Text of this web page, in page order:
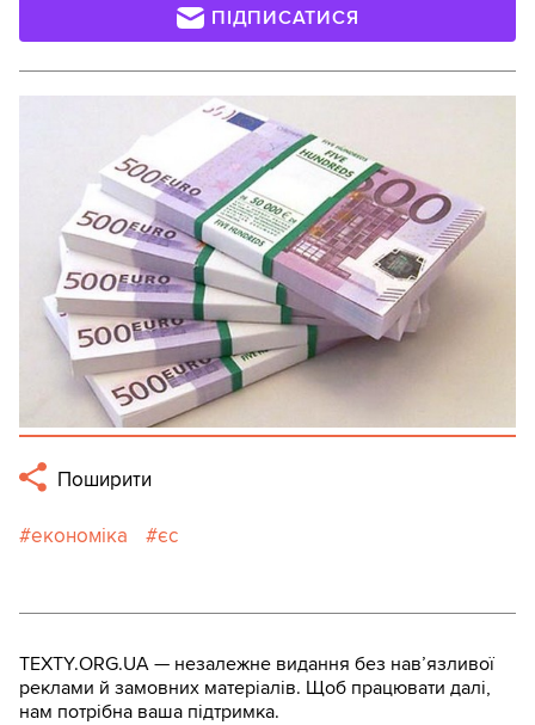
ПІДПИСАТИСЯ
Поширити
економіка єс
TEXTY.ORG.UA — незалежне видання без навʼязливої
реклами й замовних матеріалів. Щоб працювати далі,
нам потрібна ваша підтримка.